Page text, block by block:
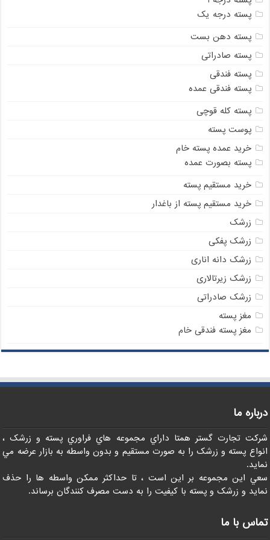
پسته درجه یک
پسته دهن بست
پسته صادراتی
پسته فندقی
پسته فندقی عمده
پسته کله قوچی
پوست پسته
خرید عمده پسته خام
پسته بصورت عمده
خرید مستقیم پسته
خرید مستقیم پسته از باغدار
زرشک
زرشک پفکی
زرشک دانه اناری
زرشک زیرتالاری
زرشک صادراتی
مغز پسته
مغز پسته فندقی خام
درباره ما
شرکت تجارت گستر همتا داراي مجموعه هاي فراوري پسته و زرشک ،
انواع پسته و زرشک را به صورت مستقيم و بدون واسطه به بازار عرضه مي
نمايد.
سعي اين مجموعه بر اين است ، تا حداکثر ممکن واسطه ها را حذف
نمايد و زرشک و پسته با کيفيت را به دست مصرف کنندگان برساند.
تماس با ما